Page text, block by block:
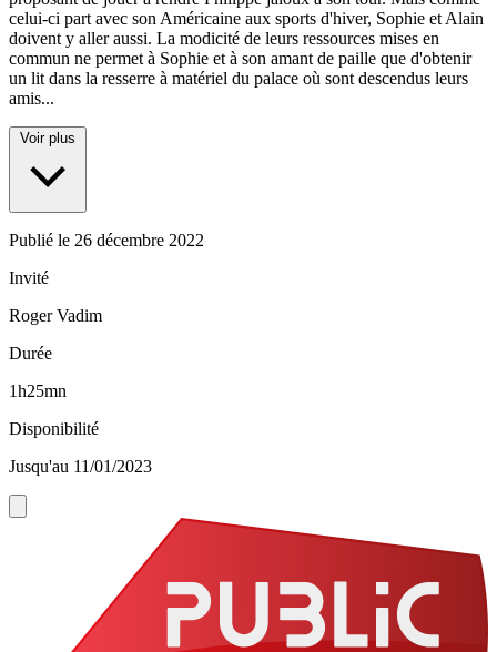
celui-ci part avec son Américaine aux sports d'hiver, Sophie et Alain
doivent y aller aussi. La modicité de leurs ressources mises en
commun ne permet à Sophie et à son amant de paille que d'obtenir
un lit dans la resserre à matériel du palace où sont descendus leurs
amis...
Voir plus
Publié le 26 décembre 2022
Invité
Roger Vadim
Durée
1h25mn
Disponibilité
Jusqu'au 11/01/2023